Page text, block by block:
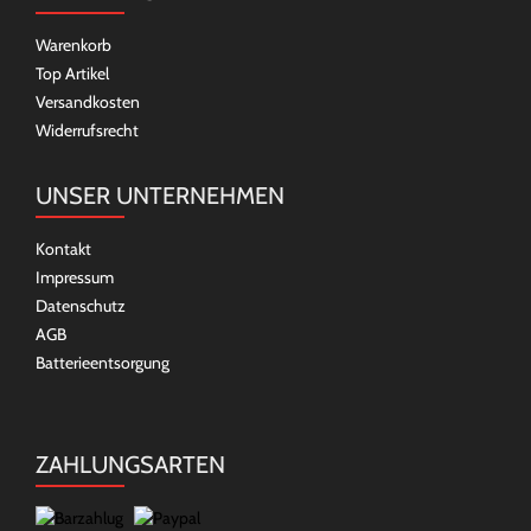
Warenkorb
Top Artikel
Versandkosten
Widerrufsrecht
UNSER UNTERNEHMEN
Kontakt
Impressum
Datenschutz
AGB
Batterieentsorgung
ZAHLUNGSARTEN